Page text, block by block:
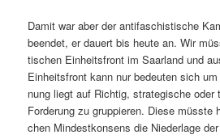
Damit war aber der antifaschis­tis­che
been­det, er dauert bis heute an. Wir
tis­chen Ein­heits­front im Saar­land und
Ein­heits­front kann nur bedeuten sich
nung liegt auf Richtig, strate­gis­che oder
Forderung zu grup­pieren. Diese
chen Min­destkon­sens die Nieder­lage